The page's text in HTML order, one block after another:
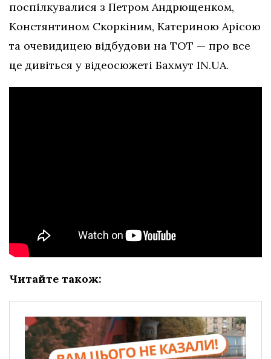
поспілкувалися з Петром Андрющенком,
Констянтином Скоркіним, Катериною Арісою
та очевидицею відбудови на ТОТ — про все
це дивіться у відеосюжеті Бахмут IN.UA.
Читайте також: